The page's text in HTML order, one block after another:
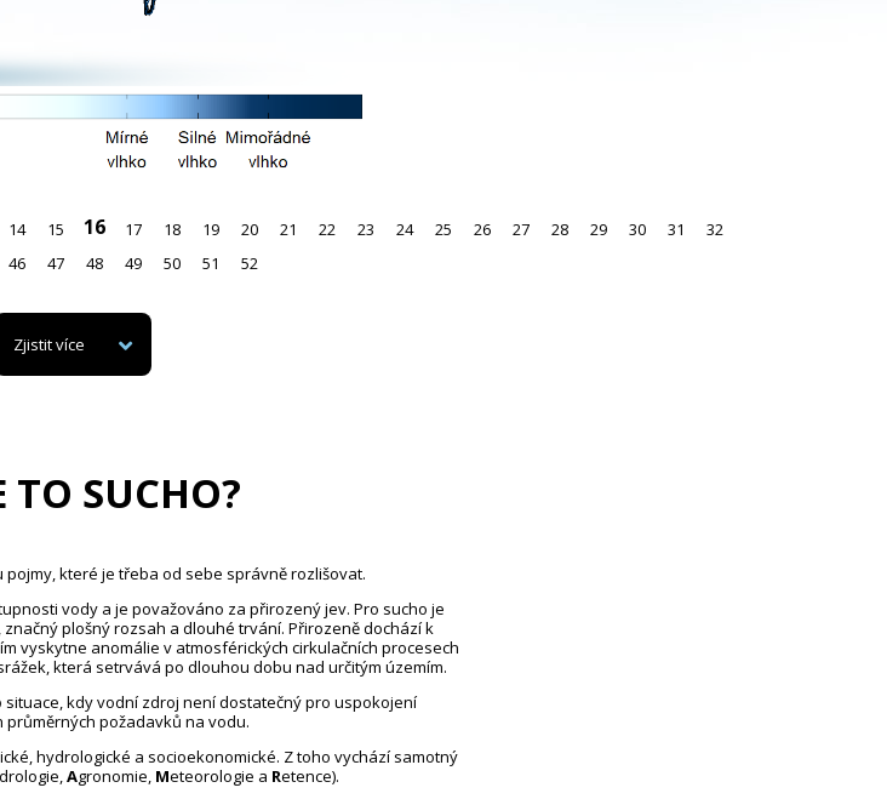
14 15 16 17 18 19 20 21 22 23 24 25 26 27 28 29 30 31
32
46 47 48 49 50 51 52
Zjistit více
TO SUCHO?
které je třeba od sebe správně rozlišovat.
vody a je považováno za přirozený jev. Pro sucho je
plošný rozsah a dlouhé trvání. Přirozeně dochází k
vyskytne anomálie v atmosférických cirkulačních procesech
která setrvává po dlouhou dobu nad určitým územím.
kdy vodní zdroj není dostatečný pro uspokojení
požadavků na vodu.
hydrologické a socioekonomické. Z toho vychází samotný
Agronomie, Meteorologie a Retence).